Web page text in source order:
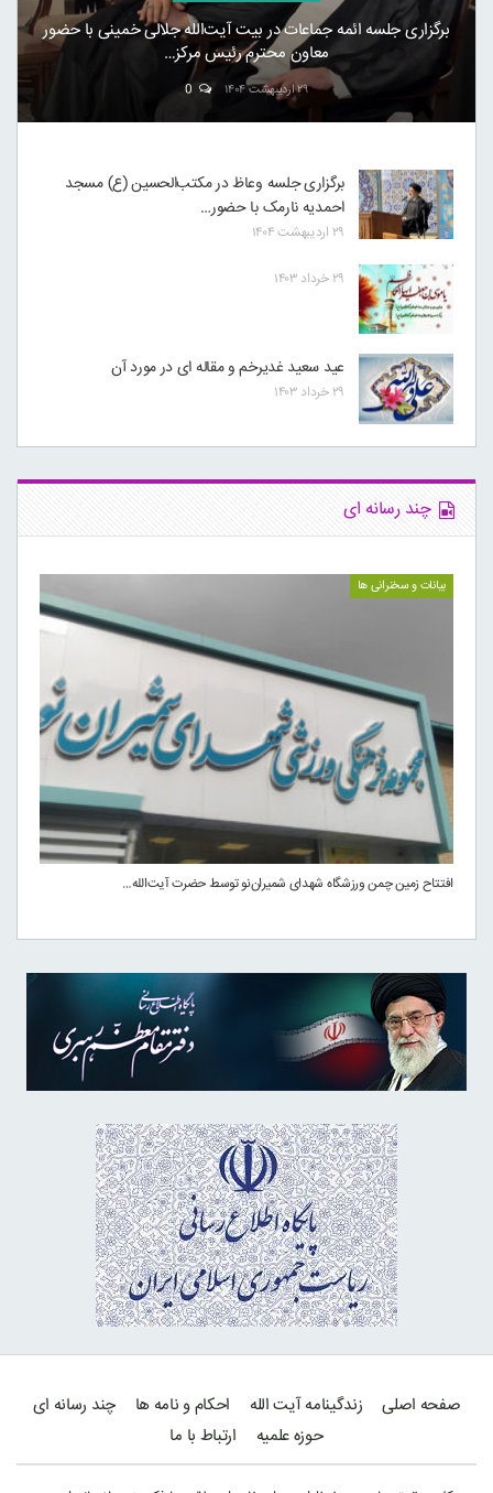
برگزاری جلسه ائمه جماعات در بیت آیت‌الله جلالی خمینی با حضور
معاون محترم رئیس مرکز…
۲۹ اردیبهشت ۱۴۰۴
برگزاری جلسه وعاظ در مکتب‌الحسین (ع) مسجد
احمدیه نارمک با حضور…
۲۹ اردیبهشت ۱۴۰۴
۲۹ خرداد ۱۴۰۳
عید سعید غدیرخم و مقاله ای در مورد آن
۲۹ خرداد ۱۴۰۳
چند رسانه ای
بیانات و سخنرانی ها
افتتاح زمین چمن ورزشگاه شهدای شمیران‌نو توسط حضرت آیت‌الله…
صفحه اصلی زندگینامه آیت الله احکام و نامه ها
چند رسانه ای
حوزه علمیه
ارتباط با ما